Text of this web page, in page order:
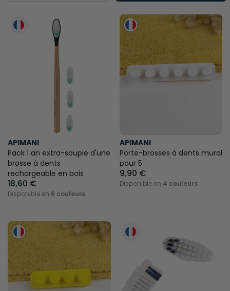
APIMANI
Pack 1 an extra-souple d'une
brosse à dents
rechargeable en bois
18,60 €
Disponible en 6 couleurs
APIMANI
Porte-brosses à dents mural
pour 5
9,90 €
Disponible en 4 couleurs